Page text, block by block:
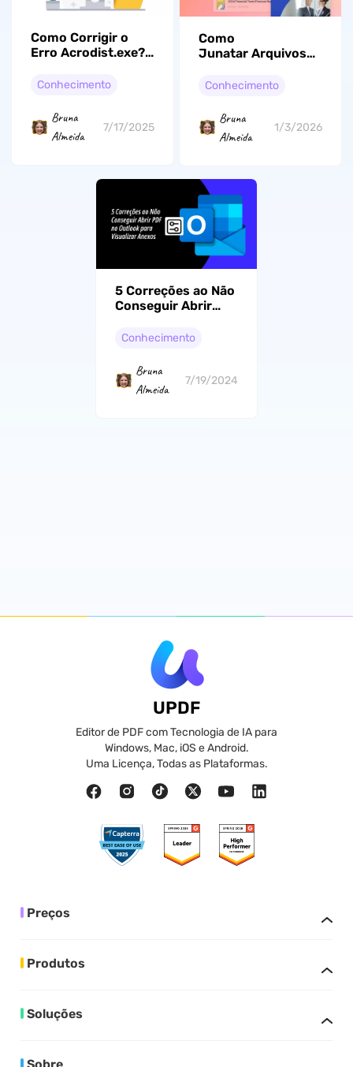
Como Corrigir o
Erro Acrodist.exe?
Conhecimento
Bruna
Almeida
7/17/2025
Como
Junatar Arquivos
Todos em Um
Conhecimento
Bruna
Almeida
1/3/2026
5 Correções ao Não
Conseguir Abrir
para Visualizar
Conhecimento
Bruna
Almeida
7/19/2024
UPDF
Editor de PDF com Tecnologia de IA para
Windows, Mac, iOS e Android.
Uma Licença, Todas as Plataformas.
Preços
Produtos
Soluções